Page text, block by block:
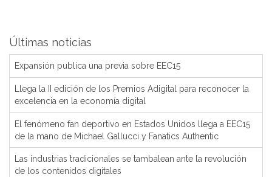
Últimas noticias
Expansión publica una previa sobre EEC15
Llega la II edición de los Premios Adigital para reconocer la
excelencia en la economía digital
El fenómeno fan deportivo en Estados Unidos llega a EEC15
de la mano de Michael Gallucci y Fanatics Authentic
Las industrias tradicionales se tambalean ante la revolución
de los contenidos digitales